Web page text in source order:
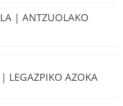
| ANTZUOLAKO
LEGAZPIKO AZOKA